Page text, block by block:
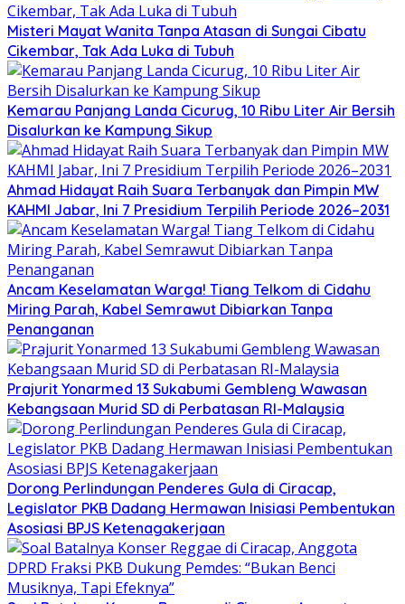
Misteri Mayat Wanita Tanpa Atasan di Sungai Cibatu
Cikembar, Tak Ada Luka di Tubuh
Kemarau Panjang Landa Cicurug, 10 Ribu Liter Air Bersih
Disalurkan ke Kampung Sikup
Ahmad Hidayat Raih Suara Terbanyak dan Pimpin MW
KAHMI Jabar, Ini 7 Presidium Terpilih Periode 2026–2031
Ancam Keselamatan Warga! Tiang Telkom di Cidahu
Miring Parah, Kabel Semrawut Dibiarkan Tanpa
Penanganan
Prajurit Yonarmed 13 Sukabumi Gembleng Wawasan
Kebangsaan Murid SD di Perbatasan RI-Malaysia
Dorong Perlindungan Penderes Gula di Ciracap,
Legislator PKB Dadang Hermawan Inisiasi Pembentukan
Asosiasi BPJS Ketenagakerjaan